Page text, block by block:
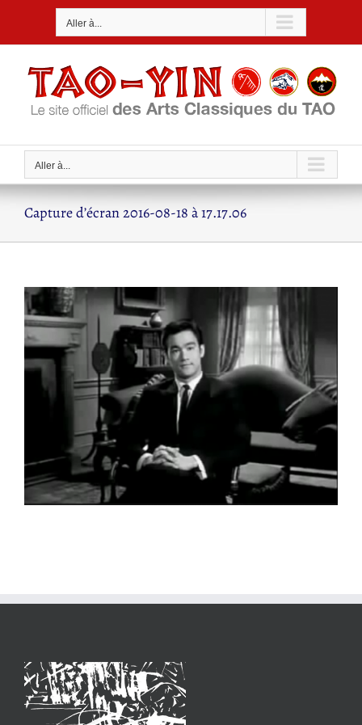
Aller à...
Aller à...
Capture d’écran 2016-08-18 à 17.17.06